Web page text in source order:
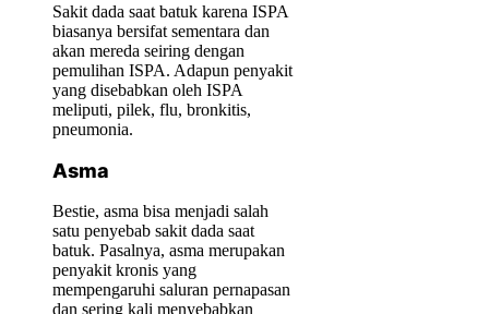
Sakit dada saat batuk karena ISPA
biasanya bersifat sementara dan
akan mereda seiring dengan
pemulihan ISPA. Adapun penyakit
yang disebabkan oleh ISPA
meliputi, pilek, flu, bronkitis,
pneumonia.
Asma
Bestie, asma bisa menjadi salah
satu penyebab sakit dada saat
batuk. Pasalnya, asma merupakan
penyakit kronis yang
mempengaruhi saluran pernapasan
dan sering kali menyebabkan